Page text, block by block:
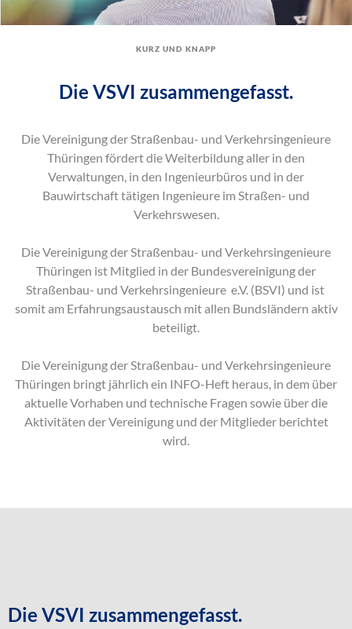
kurz und knapp
Die VSVI zusammengefasst.
Die Vereinigung der Straßenbau- und Verkehrsingenieure
Thüringen fördert die Weiterbildung aller in den
Verwaltungen, in den Ingenieurbüros und in der
Bauwirtschaft tätigen Ingenieure im Straßen- und
Verkehrswesen.
Die Vereinigung der Straßenbau- und Verkehrsingenieure
Thüringen ist Mitglied in der Bundesvereinigung der
Straßenbau- und Verkehrsingenieure e.V. (BSVI) und ist
somit am Erfahrungsaustausch mit allen Bundsländern aktiv
beteiligt.
Die Vereinigung der Straßenbau- und Verkehrsingenieure
Thüringen bringt jährlich ein INFO-Heft heraus, in dem über
aktuelle Vorhaben und technische Fragen sowie über die
Aktivitäten der Vereinigung und der Mitglieder berichtet
wird.
Die VSVI zusammengefasst.